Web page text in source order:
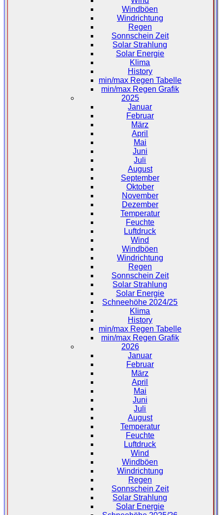
Windböen
Windrichtung
Regen
Sonnschein Zeit
Solar Strahlung
Solar Energie
Klima
History
min/max Regen Tabelle
min/max Regen Grafik
2025
Januar
Februar
März
April
Mai
Juni
Juli
August
September
Oktober
November
Dezember
Temperatur
Feuchte
Luftdruck
Wind
Windböen
Windrichtung
Regen
Sonnschein Zeit
Solar Strahlung
Solar Energie
Schneehöhe 2024/25
Klima
History
min/max Regen Tabelle
min/max Regen Grafik
2026
Januar
Februar
März
April
Mai
Juni
Juli
August
Temperatur
Feuchte
Luftdruck
Wind
Windböen
Windrichtung
Regen
Sonnschein Zeit
Solar Strahlung
Solar Energie